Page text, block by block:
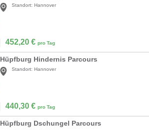
Standort: Hannover
452,20 € pro Tag
Hüpfburg Hindernis Parcours
Standort: Hannover
440,30 € pro Tag
Hüpfburg Dschungel Parcours